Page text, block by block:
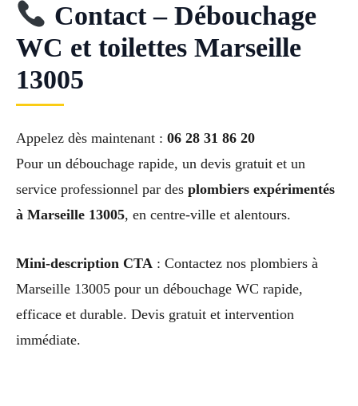
Contact – Débouchage
WC et toilettes Marseille
13005
Appelez dès maintenant : 06 28 31 86 20
Pour un débouchage rapide, un devis gratuit et un
service professionnel par des plombiers expérimentés
à Marseille 13005, en centre-ville et alentours.
Mini-description CTA : Contactez nos plombiers à
Marseille 13005 pour un débouchage WC rapide,
efficace et durable. Devis gratuit et intervention
immédiate.